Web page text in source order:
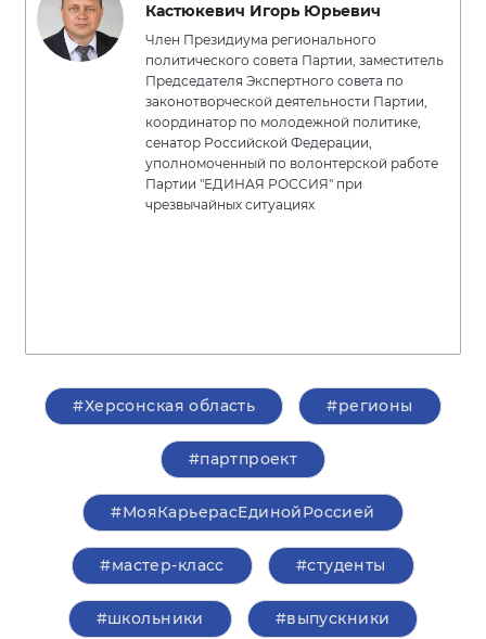
Кастюкевич Игорь Юрьевич
Член Президиума регионального
политического совета Партии, заместитель
Председателя Экспертного совета по
законотворческой деятельности Партии,
координатор по молодежной политике,
сенатор Российской Федерации,
уполномоченный по волонтерской работе
Партии "ЕДИНАЯ РОССИЯ" при
чрезвычайных ситуациях
#Херсонская область #регионы
#партпроект
#МояКарьерасЕдинойРоссией
#мастер-класс #студенты
#школьники #выпускники